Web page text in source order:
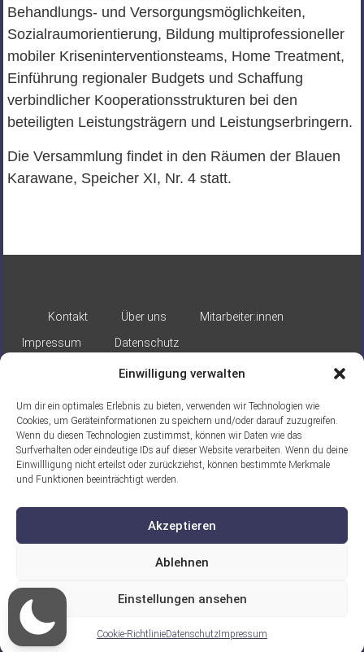
Einwilligung verwalten
Um dir ein optimales Erlebnis zu bieten, verwenden wir Technologien wie
Cookies, um Geräteinformationen zu speichern und/oder darauf zuzugreifen.
Wenn du diesen Technologien zustimmst, können wir Daten wie das
Surfverhalten oder eindeutige IDs auf dieser Website verarbeiten. Wenn du deine
Einwillligung nicht erteilst oder zurückziehst, können bestimmte Merkmale
und Funktionen beeinträchtigt werden.
Akzeptieren
Ablehnen
Einstellungen ansehen
Cookie-RichtlinieDatenschutz Impressum
Behandlungs- und Versorgungsmöglichkeiten,
Sozialraumorientierung, Bildung multiprofessioneller
mobiler Kriseninterventionsteams, Home Treatment,
Einführung regionaler Budgets und Schaffung
verbindlicher Kooperationsstrukturen bei den
beteiligten Leistungsträgern und Leistungserbringern.
Die Versammlung findet in den Räumen der Blauen
Karawane, Speicher XI, Nr. 4 statt.
Kontakt Über uns
Mitarbeiter:innen
Impressum
Datenschutz
Gefördert durch:
Ein Projekt der ASB Seelische
Gesundheit gGmbH